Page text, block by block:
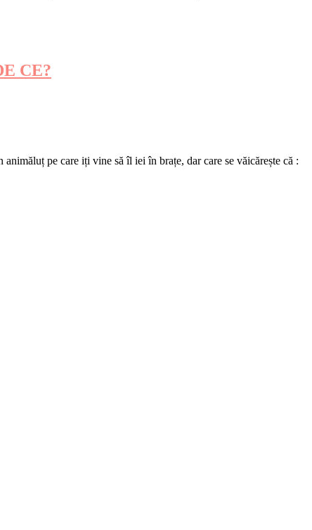
CE?
pe care iți vine să îl iei în brațe, dar care se văicărește că :